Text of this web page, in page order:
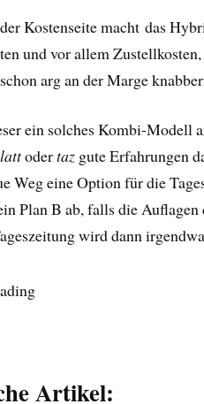
Kostenseite macht das
und vor allem
arg an der Marge
ein solches Kombi-Modell
odertaz gute Erfahrungen
Weg eine Option für die
Plan B ab, falls die
wird dann
Artikel: